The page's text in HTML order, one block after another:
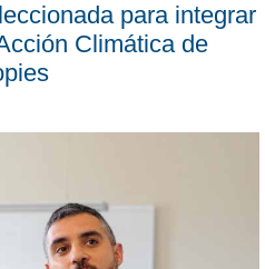
para integrar
Climática de